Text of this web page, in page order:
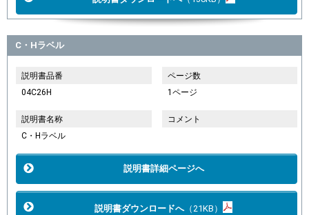
C・Hラベル
説明書品番
04C26H
ページ数
1ページ
説明書名称
C・Hラベル
コメント
説明書詳細ページへ
説明書ダウンロードへ（21KB）